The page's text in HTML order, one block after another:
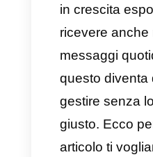
WhatsApp
migliorare
clienti,
dall'ora,